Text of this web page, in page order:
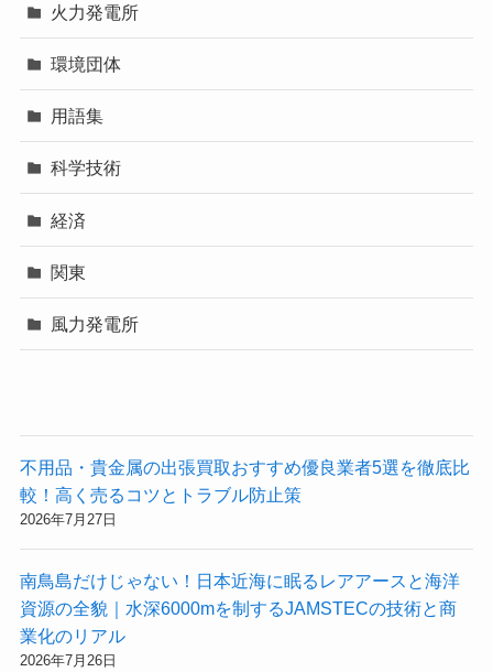
火力発電所
環境団体
用語集
科学技術
経済
関東
風力発電所
不用品・貴金属の出張買取おすすめ優良業者5選を徹底比
較！高く売るコツとトラブル防止策
2026年7月27日
南鳥島だけじゃない！日本近海に眠るレアアースと海洋
資源の全貌｜水深6000mを制するJAMSTECの技術と商
業化のリアル
2026年7月26日